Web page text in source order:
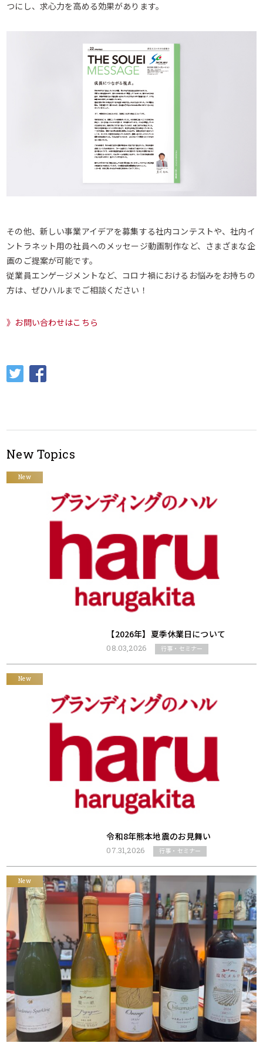
つにし、求心力を高める効果があります。
その他、新しい事業アイデアを募集する社内コンテストや、社内イ
ントラネット用の社員へのメッセージ動画制作など、さまざまな企
画のご提案が可能です。
従業員エンゲージメントなど、コロナ禍におけるお悩みをお持ちの
方は、ぜひハルまでご相談ください！
》お問い合わせはこちら
New Topics
【2026年】夏季休業日について
08.03,2026 行事・セミナー
New
令和8年熊本地震のお見舞い
07.31,2026 行事・セミナー
New
New